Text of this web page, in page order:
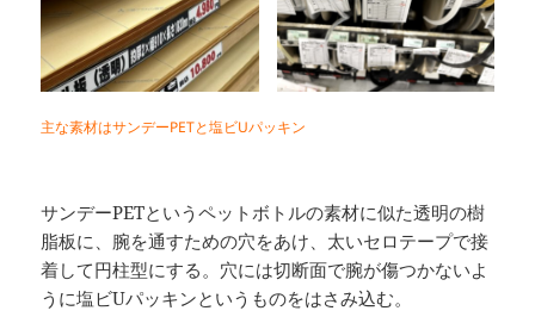
主な素材はサンデーPETと塩ビUパッキン
サンデーPETというペットボトルの素材に似た透明の樹
脂板に、腕を通すための穴をあけ、太いセロテープで接
着して円柱型にする。穴には切断面で腕が傷つかないよ
うに塩ビUパッキンというものをはさみ込む。